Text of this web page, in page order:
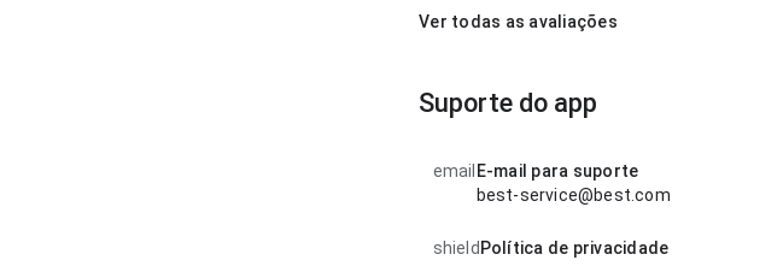
Ver todas as avaliações
Suporte do app
email E-mail para suporte
best-service@best.com
shield Política de privacidade